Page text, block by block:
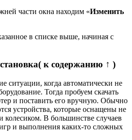
части окна находим «Изменить
в списке выше, начиная с
( к содержанию ↑ )
ситуации, когда автоматически не
Тогда пробуем скачать
и поставить его вручную. Обычно
устройства, которые оснащены не
колесиком. В большинстве случаев
и выполнения каких-то сложных